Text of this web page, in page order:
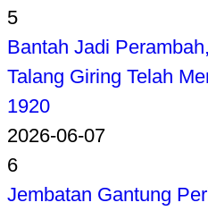
5
Bantah Jadi
Talang Giring Telah
1920
2026-06-07
6
Jembatan Gantung